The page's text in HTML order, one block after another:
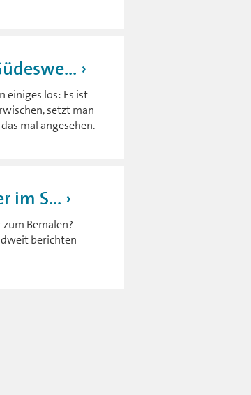
einiges los: Es ist
setzt man
mal angesehen.
im S...
Bemalen?
berichten